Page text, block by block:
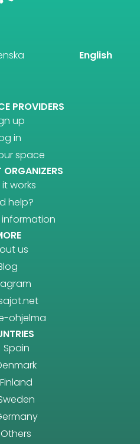
English
PROVIDERS
up
in
space
ORGANIZERS
works
help?
us
ohjelma
Spain
Finland
Others